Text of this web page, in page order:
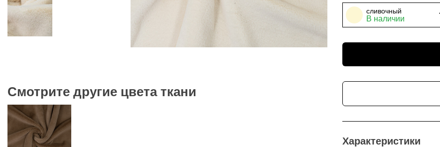
сливочный
В наличии
Характеристики
Смотрите другие цвета ткани